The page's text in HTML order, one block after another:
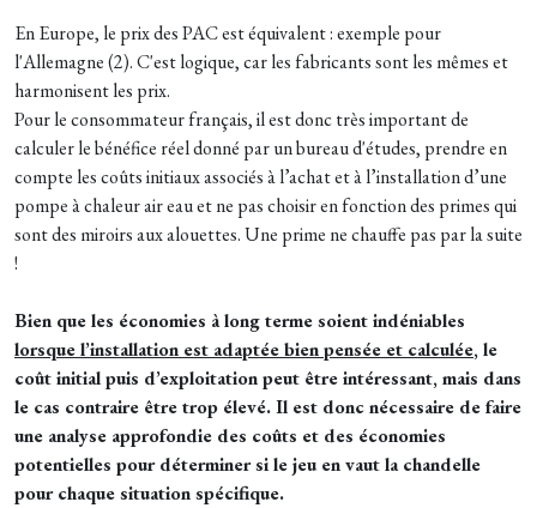
En Europe, le prix des PAC est équivalent : exemple pour
l'Allemagne (2). C'est logique, car les fabricants sont les mêmes et
harmonisent les prix.
Pour le consommateur français, il est donc très important de
calculer le bénéfice réel donné par un bureau d'études, prendre en
compte les coûts initiaux associés à l’achat et à l’installation d’une
pompe à chaleur air eau et ne pas choisir en fonction des primes qui
sont des miroirs aux alouettes. Une prime ne chauffe pas par la suite
!
Bien que les économies à long terme soient indéniables
lorsque l’installation est adaptée bien pensée et calculée, le
coût initial puis d’exploitation peut être intéressant, mais dans
le cas contraire être trop élevé. Il est donc nécessaire de faire
une analyse approfondie des coûts et des économies
potentielles pour déterminer si le jeu en vaut la chandelle
pour chaque situation spécifique.